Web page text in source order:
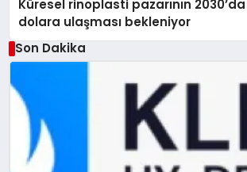
Küresel rinoplasti pazarının
dolara ulaşması bekleniyor
Son Dakika